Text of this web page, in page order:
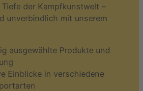
der Kampfkunstwelt –
unverbindlich mit unserem
ausgewählte Produkte und
Einblicke in verschiedene